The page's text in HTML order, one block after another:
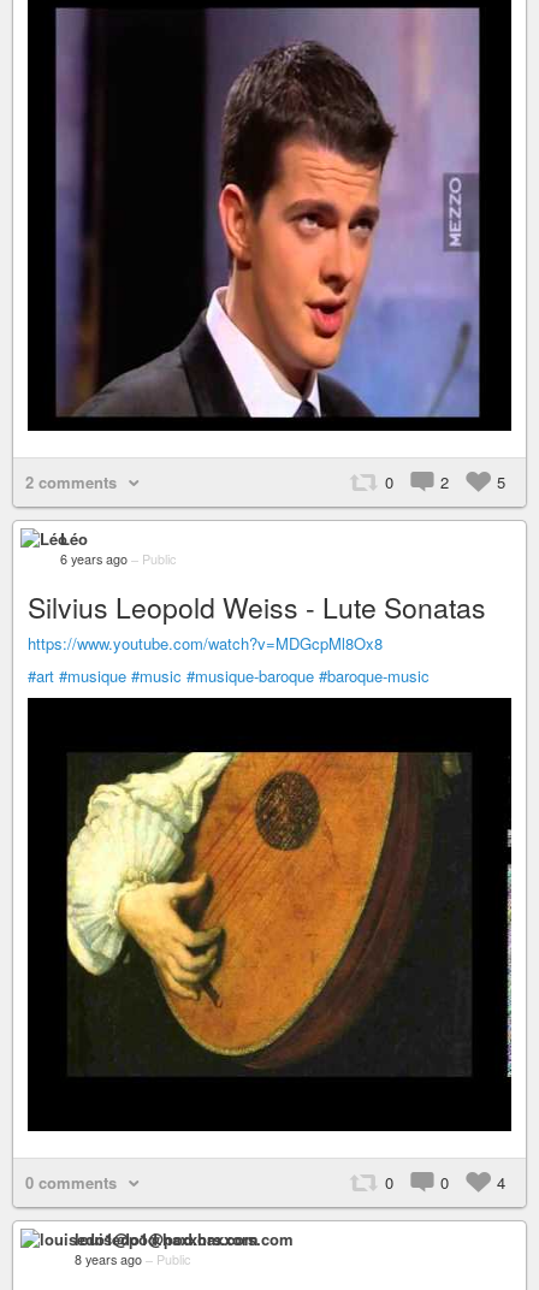
2 comments 0 2 5
Léo
6 years ago – Public
Silvius Leopold Weiss - Lute Sonatas
https://www.youtube.com/watch?v=MDGcpMl8Ox8
#art #musique #music #musique-baroque #baroque-music
0 comments 0 0 4
louisedo1@pod.haxxors.com
8 years ago – Public